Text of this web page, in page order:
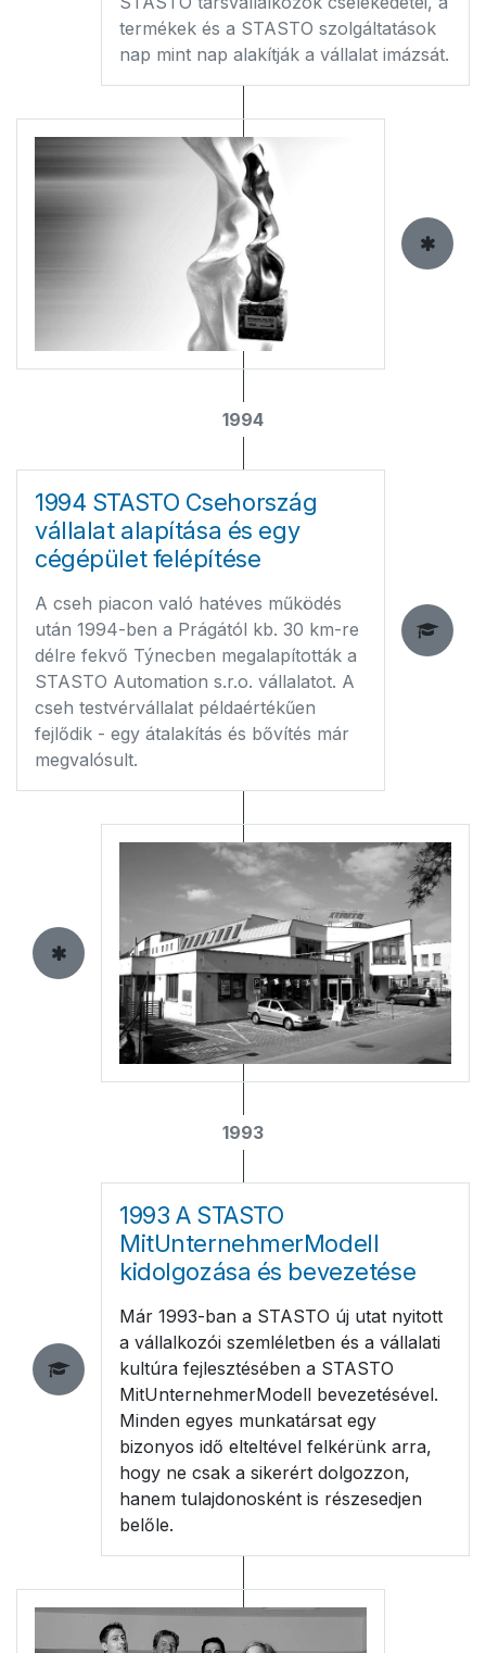
termékek és a STASTO szolgáltatások
nap mint nap alakítják a vállalat imázsát.
1994
1994 STASTO Csehország
vállalat alapítása és egy
cégépület felépítése
A cseh piacon való hatéves működés
után 1994-ben a Prágától kb. 30 km-re
délre fekvő Týnecben megalapították a
STASTO Automation s.r.o. vállalatot. A
cseh testvérvállalat példaértékűen
fejlődik - egy átalakítás és bővítés már
megvalósult.
1993
1993 A STASTO
MitUnternehmerModell
kidolgozása és bevezetése
Már 1993-ban a STASTO új utat nyitott
a vállalkozói szemléletben és a vállalati
kultúra fejlesztésében a STASTO
MitUnternehmerModell bevezetésével.
Minden egyes munkatársat egy
bizonyos idő elteltével felkérünk arra,
hogy ne csak a sikerért dolgozzon,
hanem tulajdonosként is részesedjen
belőle.